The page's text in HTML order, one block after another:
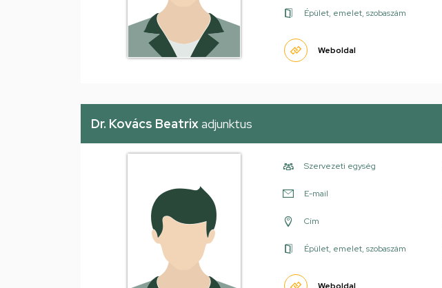
Épület, emelet, szobaszám
Weboldal
Dr. Kovács Beatrix adjunktus
Szervezeti egység
E-mail
Cím
Épület, emelet, szobaszám
Weboldal